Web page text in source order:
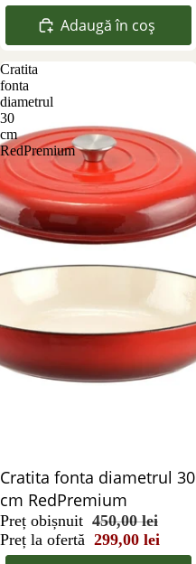
Adaugă în coș
Cratita
fonta
diametrul
30
cm
RedPremium
Reducere 34%
Cratita fonta diametrul 30
cm RedPremium
Preț obișnuit 450,00 lei
Preț la ofertă 299,00 lei